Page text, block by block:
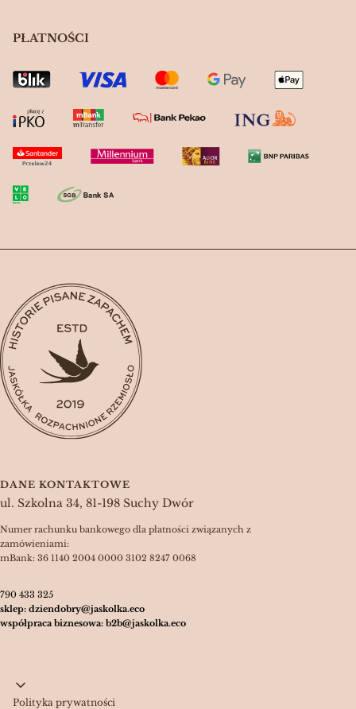
PŁATNOŚCI
DANE KONTAKTOWE
ul. Szkolna 34, 81-198 Suchy Dwór
Numer rachunku bankowego dla płatności związanych z
zamówieniami:
mBank: 36 1140 2004 0000 3102 8247 0068
790 433 325
sklep: dziendobry@jaskolka.eco
współpraca biznesowa: b2b@jaskolka.eco
Linki w stopce
Polityka prywatności